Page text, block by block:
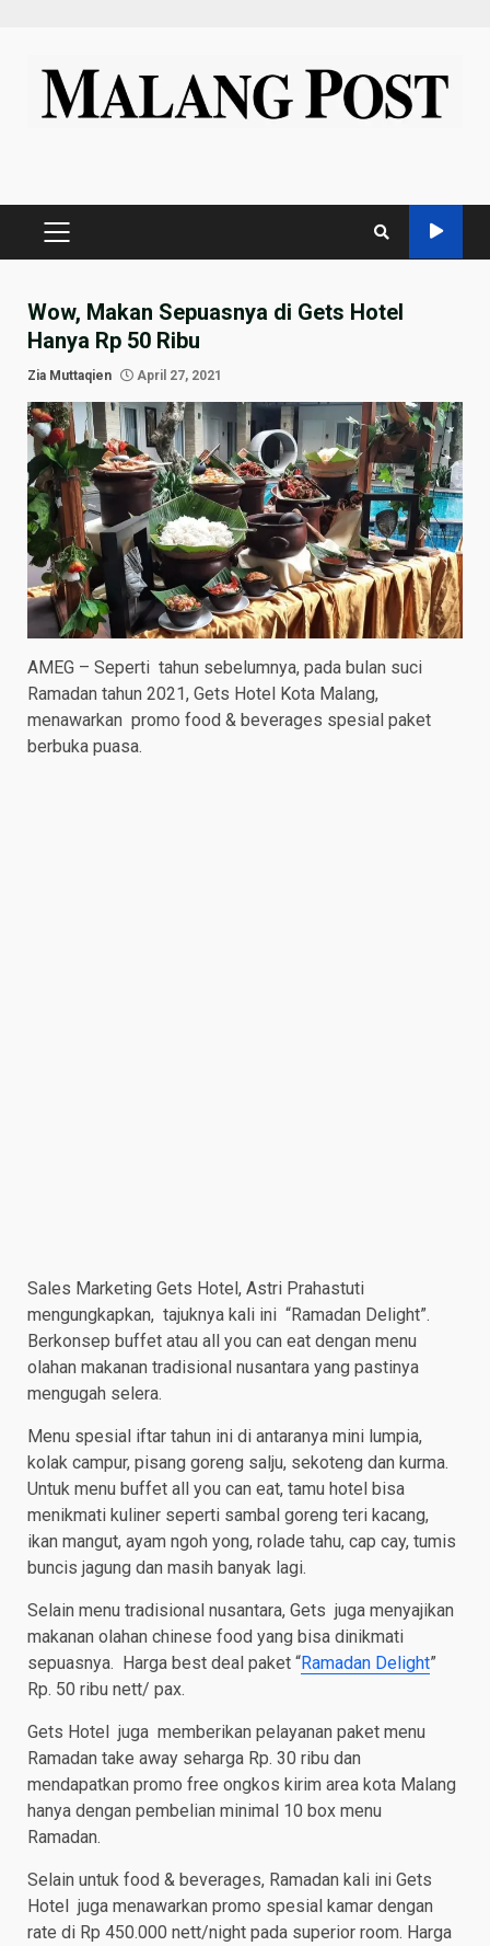
content
PRIMARY
Wow, Makan Sepuasnya di Gets Hotel
Hanya Rp 50 Ribu
Zia Muttaqien April 27, 2021
AMEG – Seperti tahun sebelumnya, pada bulan suci
Ramadan tahun 2021, Gets Hotel Kota Malang,
menawarkan promo food & beverages spesial paket
berbuka puasa.
Sales Marketing Gets Hotel, Astri Prahastuti
mengungkapkan, tajuknya kali ini “Ramadan Delight”.
Berkonsep buffet atau all you can eat dengan menu
olahan makanan tradisional nusantara yang pastinya
mengugah selera.
Menu spesial iftar tahun ini di antaranya mini lumpia,
kolak campur, pisang goreng salju, sekoteng dan kurma.
Untuk menu buffet all you can eat, tamu hotel bisa
menikmati kuliner seperti sambal goreng teri kacang,
ikan mangut, ayam ngoh yong, rolade tahu, cap cay, tumis
buncis jagung dan masih banyak lagi.
Selain menu tradisional nusantara, Gets juga menyajikan
makanan olahan chinese food yang bisa dinikmati
sepuasnya. Harga best deal paket “Ramadan Delight”
Rp. 50 ribu nett/ pax.
Gets Hotel juga memberikan pelayanan paket menu
Ramadan take away seharga Rp. 30 ribu dan
mendapatkan promo free ongkos kirim area kota Malang
hanya dengan pembelian minimal 10 box menu
Ramadan.
Selain untuk food & beverages, Ramadan kali ini Gets
Hotel juga menawarkan promo spesial kamar dengan
rate di Rp 450.000 nett/night pada superior room. Harga